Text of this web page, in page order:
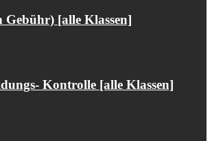
Gebühr) [alle Klassen]
Kontrolle [alle Klassen]